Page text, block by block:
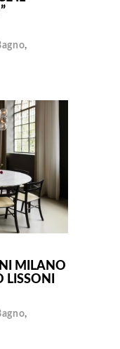
,
MILANO
LISSONI
,